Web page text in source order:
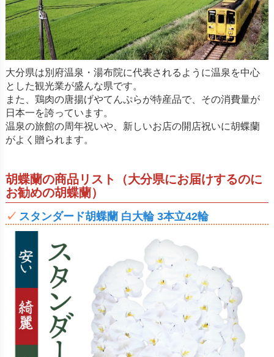
大分県は別府温泉・湯布院に代表されるように温泉を中心
とした観光業が盛んな県です。
また、鶏肉の唐揚げやてんぷらが特産品で、その消費量が
日本一を誇っています。
温泉の旅館の周年祝いや、新しいお店の開店祝いに胡蝶蘭
がよく贈られます。
胡蝶蘭の商品リスト（大分県にお届けするのに
お勧めの胡蝶蘭）
スタンダード胡蝶蘭 白大輪 3本立42輪